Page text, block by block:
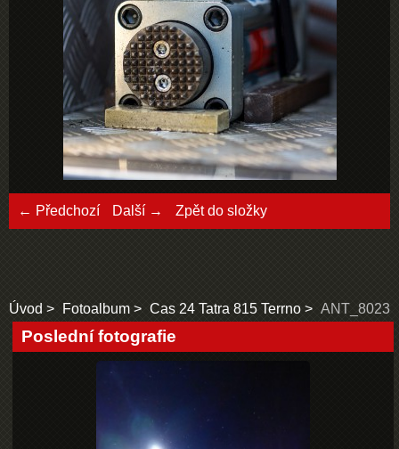
← Předchozí Další → Zpět do složky
Úvod Fotoalbum Cas 24 Tatra 815 Terrno ANT_8023
Poslední fotografie